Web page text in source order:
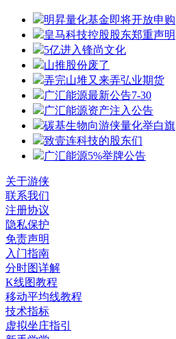
明昇量化基金即将开放申购
皇马科技控股股东郑重声明
5亿进入锋尚文化
山推股份废了
弄完山堆又来弄弘业期货
广汇能源最新公告7-30
广汇能源资产注入公告
碳基生物向游侠量化举白旗
致壹连科技的股东们
广汇能源5%举牌公告
关于游侠
联系我们
注册协议
隐私保护
免责声明
入门指南
分时图详解
K线图教程
移动平均线教程
技术指标
虚拟坐庄指引